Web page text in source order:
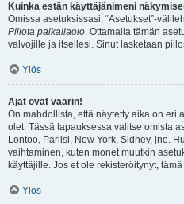
Kuinka estän käyttäjänimeni
Omissa asetuksissasi, “Asetukset”-
Piilota paikallaolo. Ottamalla tämän
valvojille ja itsellesi. Sinut lasketaan
Ylös
Ajat ovat väärin!
On mahdollista, että näytetty aika on eri
olet. Tässä tapauksessa valitse omista
Lontoo, Pariisi, New York, Sidney, jne.
vaihtaminen, kuten monet muutkin
käyttäjille. Jos et ole rekisteröitynyt,
Ylös